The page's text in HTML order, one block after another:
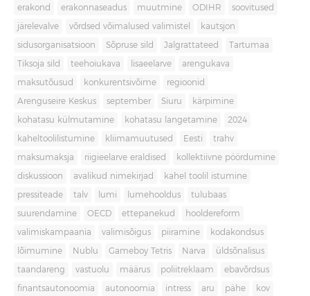
erakond erakonnaseadus muutmine ODIHR soovitused
järelevalve võrdsed võimalused valimistel kautsjon
sidusorganisatsioon Sõpruse sild Jalgrattateed Tartumaa
Tiksoja sild teehoiukava lisaeelarve arengukava
maksutõusud konkurentsivõime regioonid
Arenguseire Keskus september Siuru kärpimine
kohatasu külmutamine kohatasu langetamine 2024
kaheltoolilistumine kliimamuutused Eesti trahv
maksumaksja riigieelarve eraldised kollektiivne pöördumine
diskussioon avalikud nimekirjad kahel toolil istumine
pressiteade talv lumi lumehooldus tulubaas
suurendamine OECD ettepanekud hooldereform
valimiskampaania valimisõigus piiramine kodakondsus
lõimumine Nublu Gameboy Tetris Narva üldsõnalisus
taandareng vastuolu määrus poliitreklaam ebavõrdsus
finantsautonoomia autonoomia intress aru pähe kov